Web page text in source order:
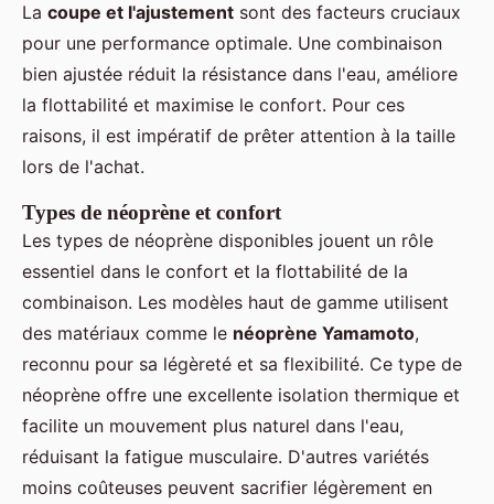
La coupe et l'ajustement sont des facteurs cruciaux
pour une performance optimale. Une combinaison
bien ajustée réduit la résistance dans l'eau, améliore
la flottabilité et maximise le confort. Pour ces
raisons, il est impératif de prêter attention à la taille
lors de l'achat.
Types de néoprène et confort
Les types de néoprène disponibles jouent un rôle
essentiel dans le confort et la flottabilité de la
combinaison. Les modèles haut de gamme utilisent
des matériaux comme le néoprène Yamamoto,
reconnu pour sa légèreté et sa flexibilité. Ce type de
néoprène offre une excellente isolation thermique et
facilite un mouvement plus naturel dans l'eau,
réduisant la fatigue musculaire. D'autres variétés
moins coûteuses peuvent sacrifier légèrement en